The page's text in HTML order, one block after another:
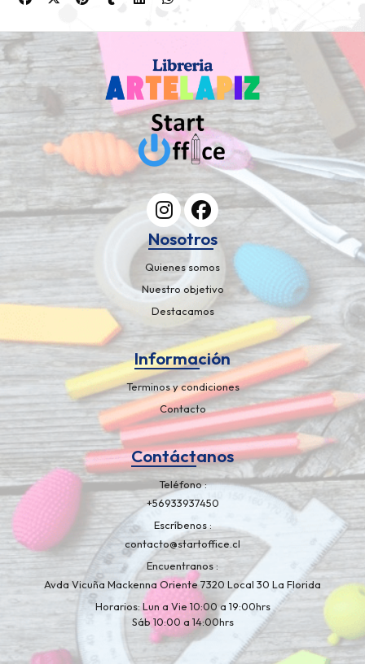
Nosotros
Quienes somos
Nuestro objetivo
Destacamos
Información
Terminos y condiciones
Contacto
Contáctanos
Teléfono
+56933937450
Escríbenos
contacto@startoffice.cl
Encuentranos
Avda Vicuña Mackenna Oriente 7320 Local 30 La Florida
Horarios: Lun a Vie 10:00 a 19:00hrs
Sáb 10:00 a 14:00hrs